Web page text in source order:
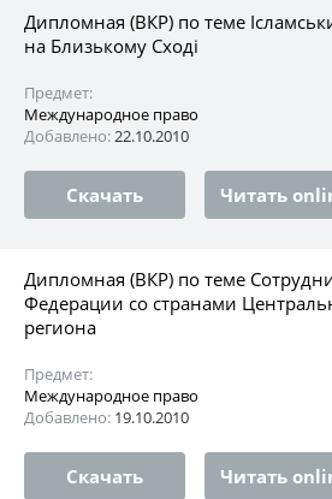
Дипломная (ВКР) по теме
на Близькому Сході
Предмет:
Международное право
Добавлено:22.10.2010
Скачать Читать
Дипломная (ВКР) по теме
Федерации со странами
региона
Предмет:
Международное право
Добавлено: 19.10.2010
Скачать Читать